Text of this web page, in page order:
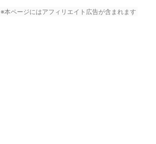
※本ページにはアフィリエイト広告が含まれます